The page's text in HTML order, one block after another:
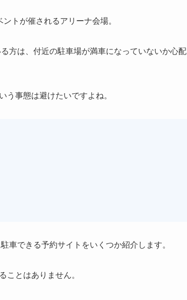
トが催されるアリーナ会場。
方は、付近の駐車場が満車になっていないか心配
う事態は避けたいですよね。
車できる予約サイトをいくつか紹介します。
ことはありません。